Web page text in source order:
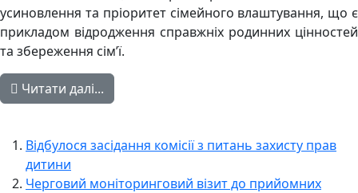
усиновлення та пріоритет сімейного влаштування, що є
прикладом відродження справжніх родинних цінностей
та збереження сім’ї.
Читати далі...
Відбулося засідання комісії з питань захисту прав
дитини
Черговий моніторинговий візит до прийомних